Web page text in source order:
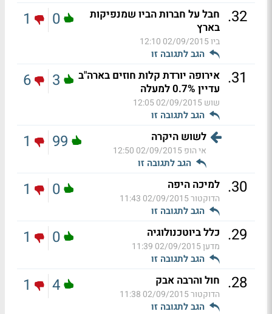
32
. חבל על חברות הביו שמנפיקות
בארץ
ביו02/09/2015 12:10
הגב לתגובה זו
0
1
31
. אירופה יורדת קלות חוזים בארה"ב
עדיין 0.7% למעלה
שוש02/09/2015 12:05
הגב לתגובה זו
3
6
לשוש היקרה
אי הופ02/09/2015 12:50
הגב לתגובה זו
99
1
30
. למיכה היפה
הדוקטור02/09/2015 11:43
הגב לתגובה זו
0
1
29
. כלל ביוטכנולוגיה
מדען02/09/2015 11:39
הגב לתגובה זו
0
1
28
. חול והרבה אבק
הדוקטור02/09/2015 11:38
הגב לתגובה זו
4
1